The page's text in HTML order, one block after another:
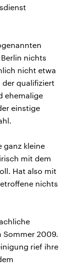
nichts
nicht etwa
qualifiziert
ehemalige
einstige
ganz kleine
mit dem
Hat also mit
nichts
Sommer 2009.
rief ihre